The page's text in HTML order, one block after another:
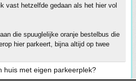
vast hetzelfde gedaan als het hier vol
die spuuglelijke oranje bestelbus die
hier parkeert, bijna altijd op twee
huis met eigen parkeerplek?